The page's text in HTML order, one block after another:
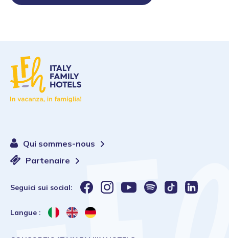
Qui sommes-nous
Partenaire
Seguici sui social:
Langue :